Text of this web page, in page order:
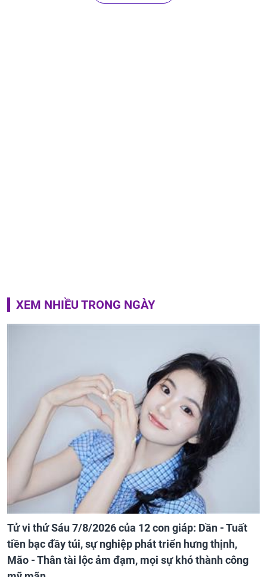
XEM NHIỀU TRONG NGÀY
Tử vi thứ Sáu 7/8/2026 của 12 con giáp: Dần - Tuất
tiền bạc đầy túi, sự nghiệp phát triển hưng thịnh,
Mão - Thân tài lộc ảm đạm, mọi sự khó thành công